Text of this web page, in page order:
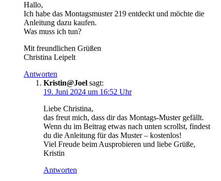
Hallo,
Ich habe das Montagsmuster 219 entdeckt und möchte die
Anleitung dazu kaufen.
Was muss ich tun?
Mit freundlichen Grüßen
Christina Leipelt
Antworten
Kristin@Joel sagt:
19. Juni 2024 um 16:52 Uhr
Liebe Christina,
das freut mich, dass dir das Montags-Muster gefällt.
Wenn du im Beitrag etwas nach unten scrollst, findest
du die Anleitung für das Muster – kostenlos!
Viel Freude beim Ausprobieren und liebe Grüße,
Kristin
Antworten